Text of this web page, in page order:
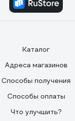
Каталог
Адреса магазинов
Способы получения
Способы оплаты
Что улучшить?